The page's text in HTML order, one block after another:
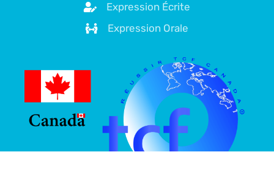
Expression Écrite
Expression Orale